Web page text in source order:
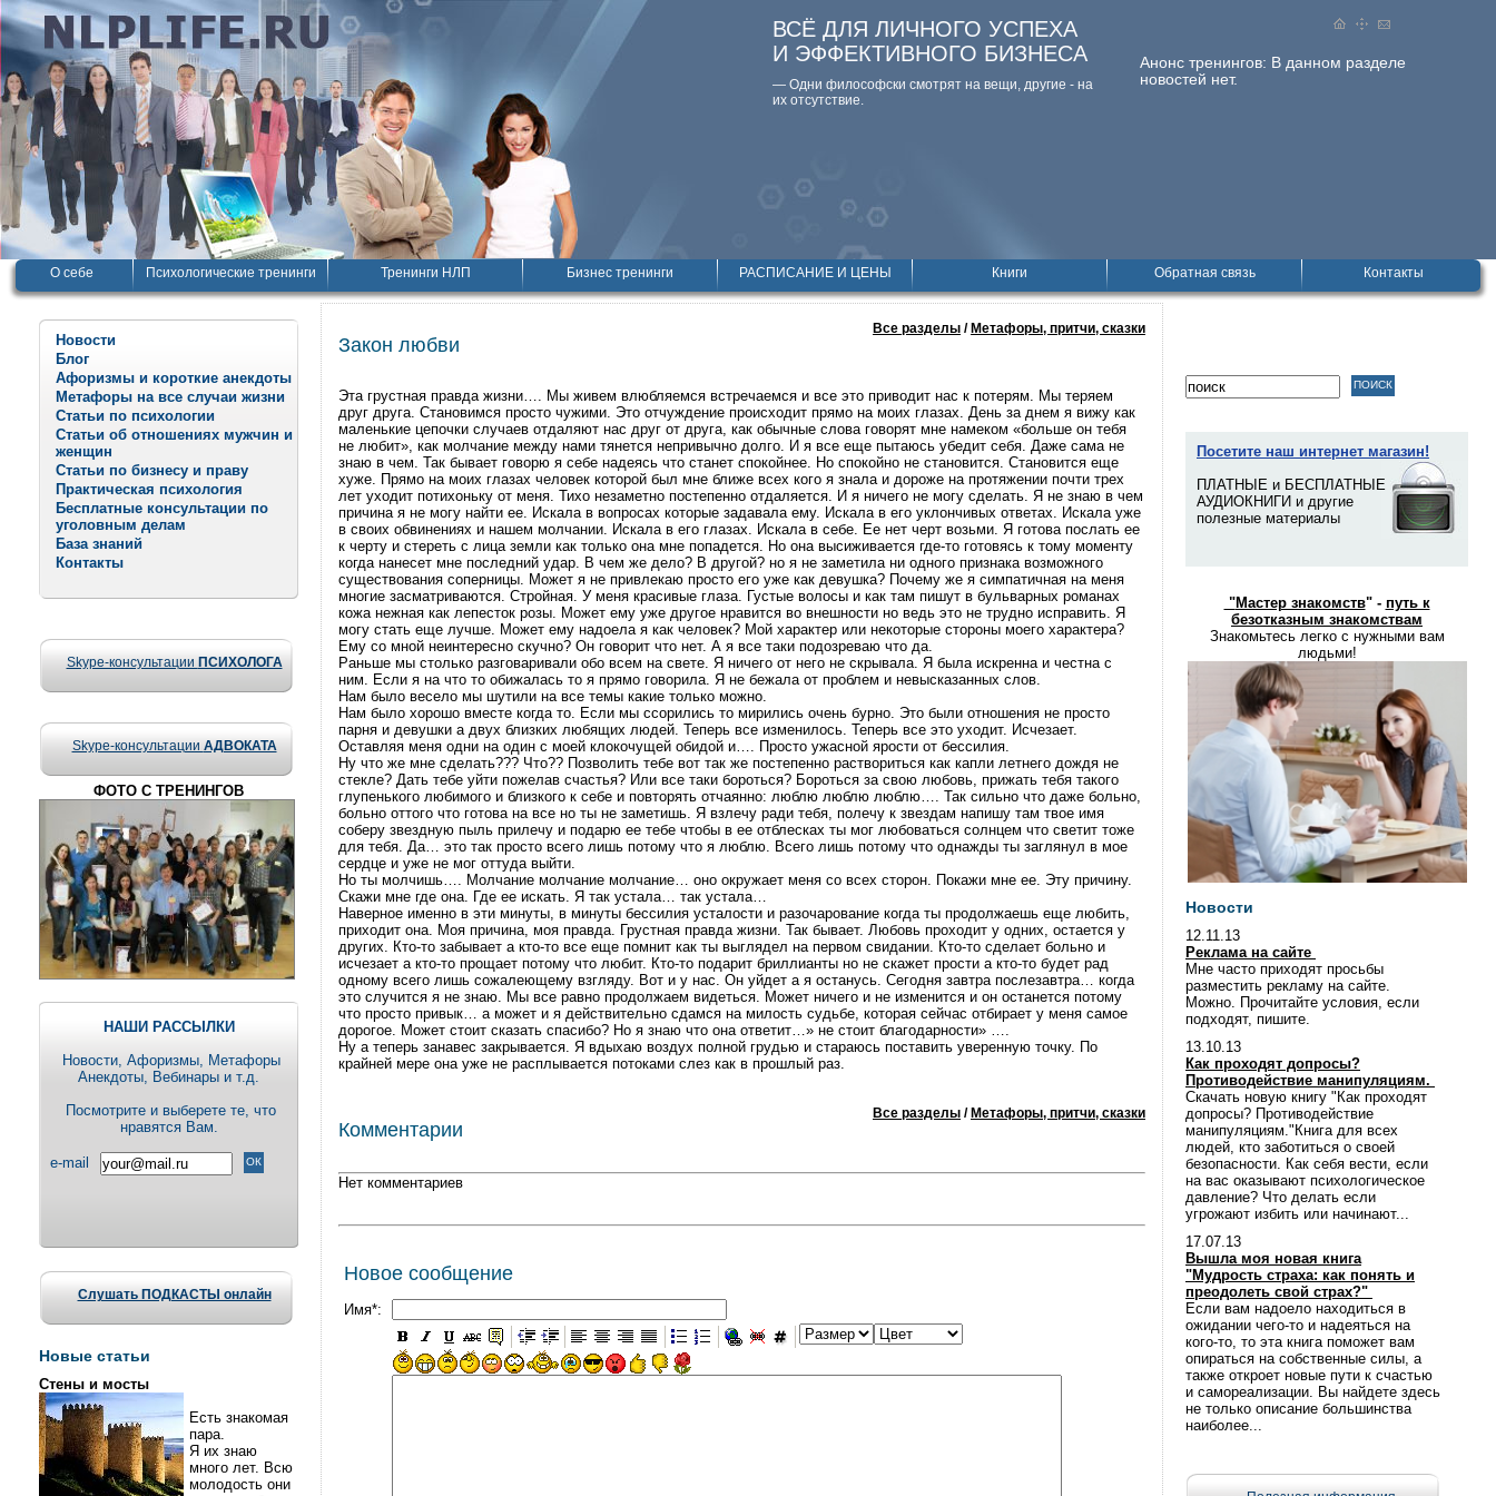
Анонс тренингов: В данном разделе
новостей нет.
ВСЁ ДЛЯ ЛИЧНОГО УСПЕХА
И ЭФФЕКТИВНОГО БИЗНЕСА
— Одни философски смотpят на вещи, дpугие - на
их отсутствие.
О себе Психологические тренинги Тренинги НЛП Бизнес тренинги РАСПИСАНИЕ И ЦЕНЫ Книги Обратная связь Контакты
Новости
Блог
Афоризмы и короткие анекдоты
Метафоры на все случаи жизни
Статьи по психологии
Статьи об отношениях мужчин и
женщин
Статьи по бизнесу и праву
Практическая психология
Бесплатные консультации по
уголовным делам
База знаний
Контакты
Skype-консультации ПСИХОЛОГА
Skype-консультации АДВОКАТА
ФОТО С ТРЕНИНГОВ
НАШИ РАССЫЛКИ
Новости, Aфоризмы, Метафоры
Анекдоты, Вебинары и т.д.
Посмотрите и выберете те, что
нравятся Вам.
e-mail
Слушать ПОДКАСТЫ онлайн
Новые статьи
Стены и мосты
Есть знакомая
пара.
Я их знаю
много лет. Всю
молодость они
Все разделы / Метафоры, притчи, сказки
Закон любви
Эта грустная правда жизни…. Мы живем влюбляемся встречаемся и все это приводит нас к потерям. Мы теряем
друг друга. Становимся просто чужими. Это отчуждение происходит прямо на моих глазах. День за днем я вижу как
маленькие цепочки случаев отдаляют нас друг от друга, как обычные слова говорят мне намеком «больше он тебя
не любит», как молчание между нами тянется непривычно долго. И я все еще пытаюсь убедит себя. Даже сама не
знаю в чем. Так бывает говорю я себе надеясь что станет спокойнее. Но спокойно не становится. Становится еще
хуже. Прямо на моих глазах человек которой был мне ближе всех кого я знала и дороже на протяжении почти трех
лет уходит потихоньку от меня. Тихо незаметно постепенно отдаляется. И я ничего не могу сделать. Я не знаю в чем
причина я не могу найти ее. Искала в вопросах которые задавала ему. Искала в его уклончивых ответах. Искала уже
в своих обвинениях и нашем молчании. Искала в его глазах. Искала в себе. Ее нет черт возьми. Я готова послать ее
к черту и стереть с лица земли как только она мне попадется. Но она высиживается где-то готовясь к тому моменту
когда нанесет мне последний удар. В чем же дело? В другой? но я не заметила ни одного признака возможного
существования соперницы. Может я не привлекаю просто его уже как девушка? Почему же я симпатичная на меня
многие засматриваются. Стройная. У меня красивые глаза. Густые волосы и как там пишут в бульварных романах
кожа нежная как лепесток розы. Может ему уже другое нравится во внешности но ведь это не трудно исправить. Я
могу стать еще лучше. Может ему надоела я как человек? Мой характер или некоторые стороны моего характера?
Ему со мной неинтересно скучно? Он говорит что нет. А я все таки подозреваю что да.
Раньше мы столько разговаривали обо всем на свете. Я ничего от него не скрывала. Я была искренна и честна с
ним. Если я на что то обижалась то я прямо говорила. Я не бежала от проблем и невысказанных слов.
Нам было весело мы шутили на все темы какие только можно.
Нам было хорошо вместе когда то. Если мы ссорились то мирились очень бурно. Это были отношения не просто
парня и девушки а двух близких любящих людей. Теперь все изменилось. Теперь все это уходит. Исчезает.
Оставляя меня одни на один с моей клокочущей обидой и…. Просто ужасной ярости от бессилия.
Ну что же мне сделать??? Что?? Позволить тебе вот так же постепенно раствориться как капли летнего дождя не
стекле? Дать тебе уйти пожелав счастья? Или все таки бороться? Бороться за свою любовь, прижать тебя такого
глупенького любимого и близкого к себе и повторять отчаянно: люблю люблю люблю…. Так сильно что даже больно,
больно оттого что готова на все но ты не заметишь. Я взлечу ради тебя, полечу к звездам напишу там твое имя
соберу звездную пыль прилечу и подарю ее тебе чтобы в ее отблесках ты мог любоваться солнцем что светит тоже
для тебя. Да… это так просто всего лишь потому что я люблю. Всего лишь потому что однажды ты заглянул в мое
сердце и уже не мог оттуда выйти.
Но ты молчишь…. Молчание молчание молчание… оно окружает меня со всех сторон. Покажи мне ее. Эту причину.
Скажи мне где она. Где ее искать. Я так устала… так устала…
Наверное именно в эти минуты, в минуты бессилия усталости и разочарование когда ты продолжаешь еще любить,
приходит она. Моя причина, моя правда. Грустная правда жизни. Так бывает. Любовь проходит у одних, остается у
других. Кто-то забывает а кто-то все еще помнит как ты выглядел на первом свидании. Кто-то сделает больно и
исчезает а кто-то прощает потому что любит. Кто-то подарит бриллианты но не скажет прости а кто-то будет рад
одному всего лишь сожалеющему взгляду. Вот и у нас. Он уйдет а я останусь. Сегодня завтра послезавтра… когда
это случится я не знаю. Мы все равно продолжаем видеться. Может ничего и не изменится и он останется потому
что просто привык… а может и я действительно сдамся на милость судьбе, которая сейчас отбирает у меня самое
дорогое. Может стоит сказать спасибо? Но я знаю что она ответит…» не стоит благодарности» ….
Ну а теперь занавес закрывается. Я вдыхаю воздух полной грудью и стараюсь поставить уверенную точку. По
крайней мере она уже не расплывается потоками слез как в прошлый раз.
Все разделы / Метафоры, притчи, сказки
Комментарии
Нет комментариев
Новое сообщение
Имя*:
Посетите наш интернет магазин!
ПЛАТНЫЕ и БЕСПЛАТНЫЕ
АУДИОКНИГИ и другие
полезные материалы
"Мастер знакомств" - путь к
безотказным знакомствам
Знакомьтесь легко с нужными вам
людьми!
Новости
12.11.13
Реклама на сайте
Мне часто приходят просьбы
разместить рекламу на сайте.
Можно. Прочитайте условия, если
подходят, пишите.
13.10.13
Как проходят допросы?
Противодействие манипуляциям.
Скачать новую книгу "Как проходят
допросы? Противодействие
манипуляциям."Книга для всех
людей, кто заботиться о своей
безопасности. Как себя вести, если
на вас оказывают психологическое
давление? Что делать если
угрожают избить или начинают...
17.07.13
Вышла моя новая книга
"Мудрость страха: как понять и
преодолеть свой страх?"
Если вам надоело находиться в
ожидании чего-то и надеяться на
кого-то, то эта книга поможет вам
опираться на собственные силы, а
также откроет новые пути к счастью
и самореализации. Вы найдете здесь
не только описание большинства
наиболее...